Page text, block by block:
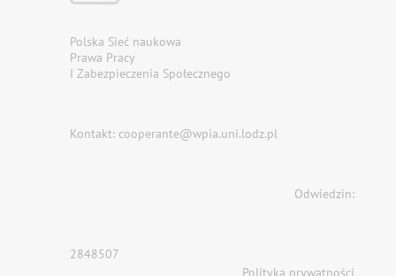
Polska Sieć naukowa
Prawa Pracy
I Zabezpieczenia Społecznego
Kontakt: cooperante@wpia.uni.lodz.pl
Odwiedzin:
2848507
Polityka prywatności